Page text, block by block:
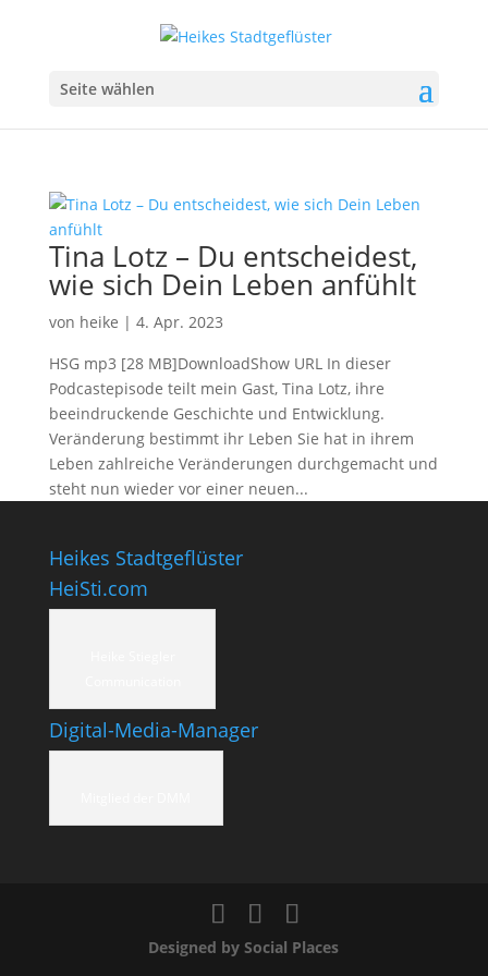
Seite wählen
Tina Lotz – Du entscheidest,
wie sich Dein Leben anfühlt
von heike | 4. Apr. 2023
HSG mp3 [28 MB]DownloadShow URL In dieser
Podcastepisode teilt mein Gast, Tina Lotz, ihre
beeindruckende Geschichte und Entwicklung.
Veränderung bestimmt ihr Leben Sie hat in ihrem
Leben zahlreiche Veränderungen durchgemacht und
steht nun wieder vor einer neuen...
Heikes Stadtgeflüster
HeiSti.com
Digital-Media-Manager
Designed by Social Places